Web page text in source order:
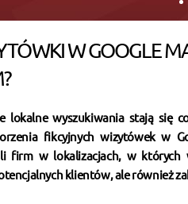
W GOOGLE
lokalne wyszukiwania stają się
fikcyjnych wizytówek w
firm w lokalizacjach, w których
klientów, ale również